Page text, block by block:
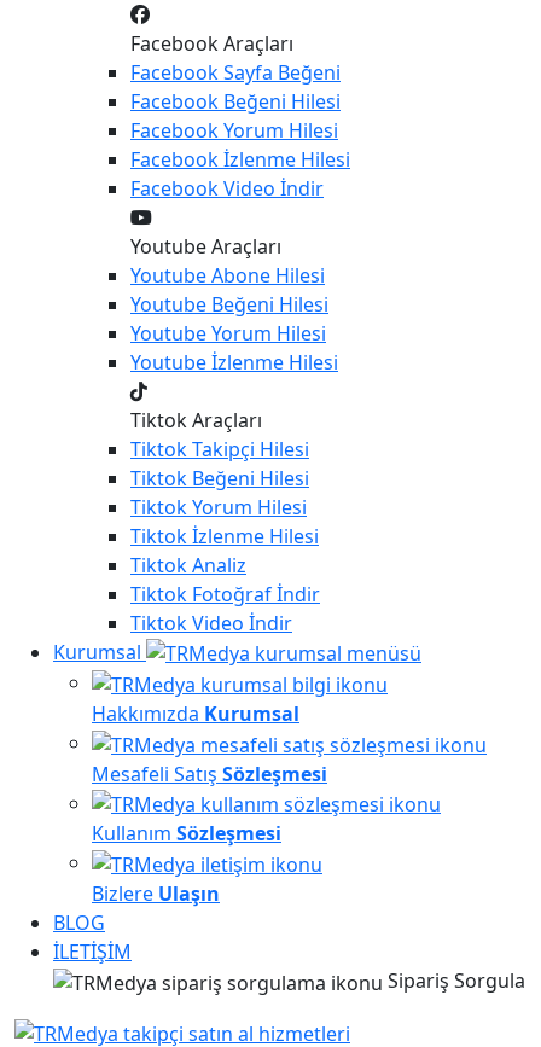
Facebook Araçları
FacebookSayfa Beğeni
Facebook Beğeni Hilesi
FacebookYorum Hilesi
Facebookİzlenme Hilesi
FacebookVideo İndir
Youtube Araçları
YoutubeAbone Hilesi
Youtube Beğeni Hilesi
YoutubeYorum Hilesi
Youtubeİzlenme Hilesi
Tiktok Araçları
TiktokTakipçi Hilesi
Tiktok Beğeni Hilesi
TiktokYorum Hilesi
Tiktokİzlenme Hilesi
TiktokAnaliz
Tiktok Fotoğraf İndir
TiktokVideo İndir
Kurumsal
Hakkımızda Kurumsal
Mesafeli Satış Sözleşmesi
Kullanım Sözleşmesi
Bizlere Ulaşın
BLOG
İLETİŞİM
Sipariş Sorgula